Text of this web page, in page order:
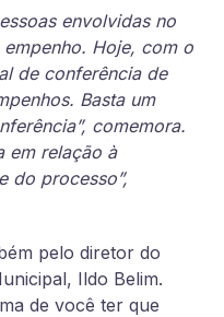
envolvidas no
Hoje, com o
de conferência de
Basta um
comemora.
em relação à
do processo”,
pelo diretor do
Ildo Belim.
de você ter que